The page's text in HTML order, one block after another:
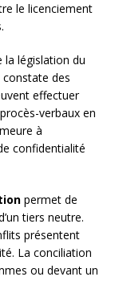
le licenciement
la législation du
des
effectuer
verbaux en
à
confidentialité
permet de
tiers neutre.
présentent
La conciliation
ou devant un